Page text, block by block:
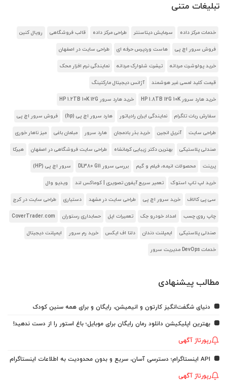
تبلیغات متنی
خدمات مرکز داده سرمایش دیتاسنتر طراحی مرکز داده قالب فروشگاهی رویال کنین
فروش سرور اچ پی هاست وردپرس حرفه ای طراحی سایت در اصفهان
خرید پولوشرت مردانه تیشرت شلوارک مردانه نمایندگی نرم افزار محک
قیمت کلید لمسی غیر هوشمند آژانس دیجیتال مارکتینگ
خرید هارد سرور HP 1.8TB 12G 10K خرید هارد سرور HP 1.2TB 10K 12G
سفارش ربات تلگرام نمایندگی ایران رادیاتور هارد سرور اچ پی (hp) فروش سرور اچ پی
طراحی سایت آنریل انجین خرید بذر بادمجان هارد سرور مبلمان باغی میز ناهار خوری
صندلی پلاستیکی بهترین دکتر زیبایی کرمانشاه طراحی سایت فروشگاهی در اصفهان هیرکا
پرینت محصولات انیمه، فیلم و گیم بررسی سرور DL380 G11 سرور اچ پی (HP)
خرید لپ تاپ استوک تعمیر سریع آیفون تصویری | کوماکس لند ویدیو وال
سی پی کالاف خرید سرور اچ پی طراحی سایت در مشهد دستیاری طراحی سایت در کرج
چاپ روی چسب امداد خودرو جک تعمیرات اپل حسابداری رستوران CoverTrader.com
صندلی پلاستیکی ایمپلنت دندان دلتا اف ایکس خرید رم سرور ایمپلنت دیجیتال
خدمات DevOps مدیریت سرور
مطالب پیشنهادی
دنیای شگفت‌انگیز کارتون و انیمیشن، رایگان و برای همه سنین کودک
بهترین اپلیکیشن دانلود رمان رایگان برای موبایل؛ باغ استور را از دست ندهید!
رپورتاژ آگهی
API اینستاگرام؛ دسترسی آسان، سریع و بدون محدودیت به اطلاعات اینستاگرام
رپورتاژ آگهی